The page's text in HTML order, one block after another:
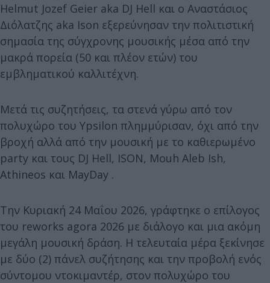
Ηelmut Jozef Geier aka DJ Hell και ο Αναστάσιος
Διόλατζης aka Ison εξερεύνησαν την πολιτιστική
σημασία της σύγχρονης μουσικής μέσα από την
μακρά πορεία (50 και πλέον ετών) του
εμβληματικού καλλιτέχνη.
Μετά τις συζητήσεις, τα στενά γύρω από τον
πολυχώρο του Ypsilon πλημμύρισαν, όχι από την
βροχή αλλά από την μουσική με το καθιερωμένο
party και τους DJ Hell, ISON, Mouh Aleb Ish,
Athineos και MayDay .
Την Κυριακή 24 Μαΐου 2026, γράφτηκε ο επίλογος
του reworks agora 2026 με διάλογο και μια ακόμη
μεγάλη μουσική δράση. Η τελευταία μέρα ξεκίνησε
με δύο (2) πάνελ συζήτησης και την προβολή ενός
σύντομου ντοκιμαντέρ, στον πολυχώρο του